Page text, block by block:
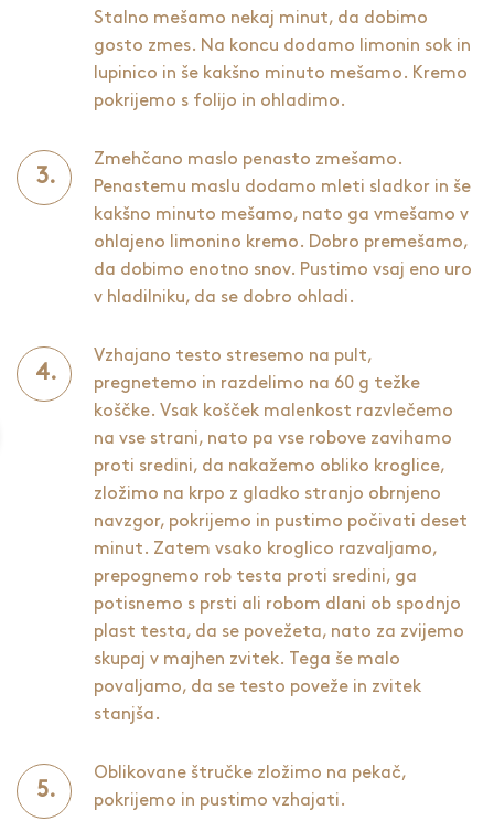
Stalno mešamo nekaj minut, da dobimo
gosto zmes. Na koncu dodamo limonin sok in
lupinico in še kakšno minuto mešamo. Kremo
pokrijemo s folijo in ohladimo.
Zmehčano maslo penasto zmešamo.
Penastemu maslu dodamo mleti sladkor in še
kakšno minuto mešamo, nato ga vmešamo v
ohlajeno limonino kremo. Dobro premešamo,
da dobimo enotno snov. Pustimo vsaj eno uro
v hladilniku, da se dobro ohladi.
Vzhajano testo stresemo na pult,
pregnetemo in razdelimo na 60 g težke
koščke. Vsak košček malenkost razvlečemo
na vse strani, nato pa vse robove zavihamo
proti sredini, da nakažemo obliko kroglice,
zložimo na krpo z gladko stranjo obrnjeno
navzgor, pokrijemo in pustimo počivati deset
minut. Zatem vsako kroglico razvaljamo,
prepognemo rob testa proti sredini, ga
potisnemo s prsti ali robom dlani ob spodnjo
plast testa, da se povežeta, nato za zvijemo
skupaj v majhen zvitek. Tega še malo
povaljamo, da se testo poveže in zvitek
stanjša.
Oblikovane štručke zložimo na pekač,
pokrijemo in pustimo vzhajati.